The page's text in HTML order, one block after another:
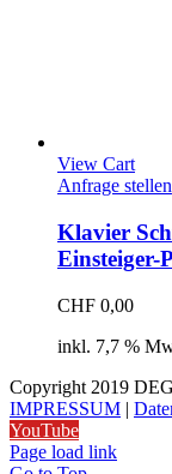
View Cart
Anfrage stellen
Klavier
Einsteiger-
CHF 0,00
inkl. 7,7 %
Copyright 2019
IMPRESSUM |
YouTube
Page load link